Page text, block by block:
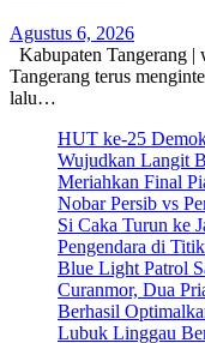
Agustus 6, 2026
Kabupaten Tangerang |
Tangerang terus
lalu…
HUT ke-25
Wujudkan Langit
Meriahkan Final
Nobar Persib vs
Si Caka Turun ke
Pengendara di
Blue Light Patrol
Curanmor, Dua
Berhasil
Lubuk Linggau